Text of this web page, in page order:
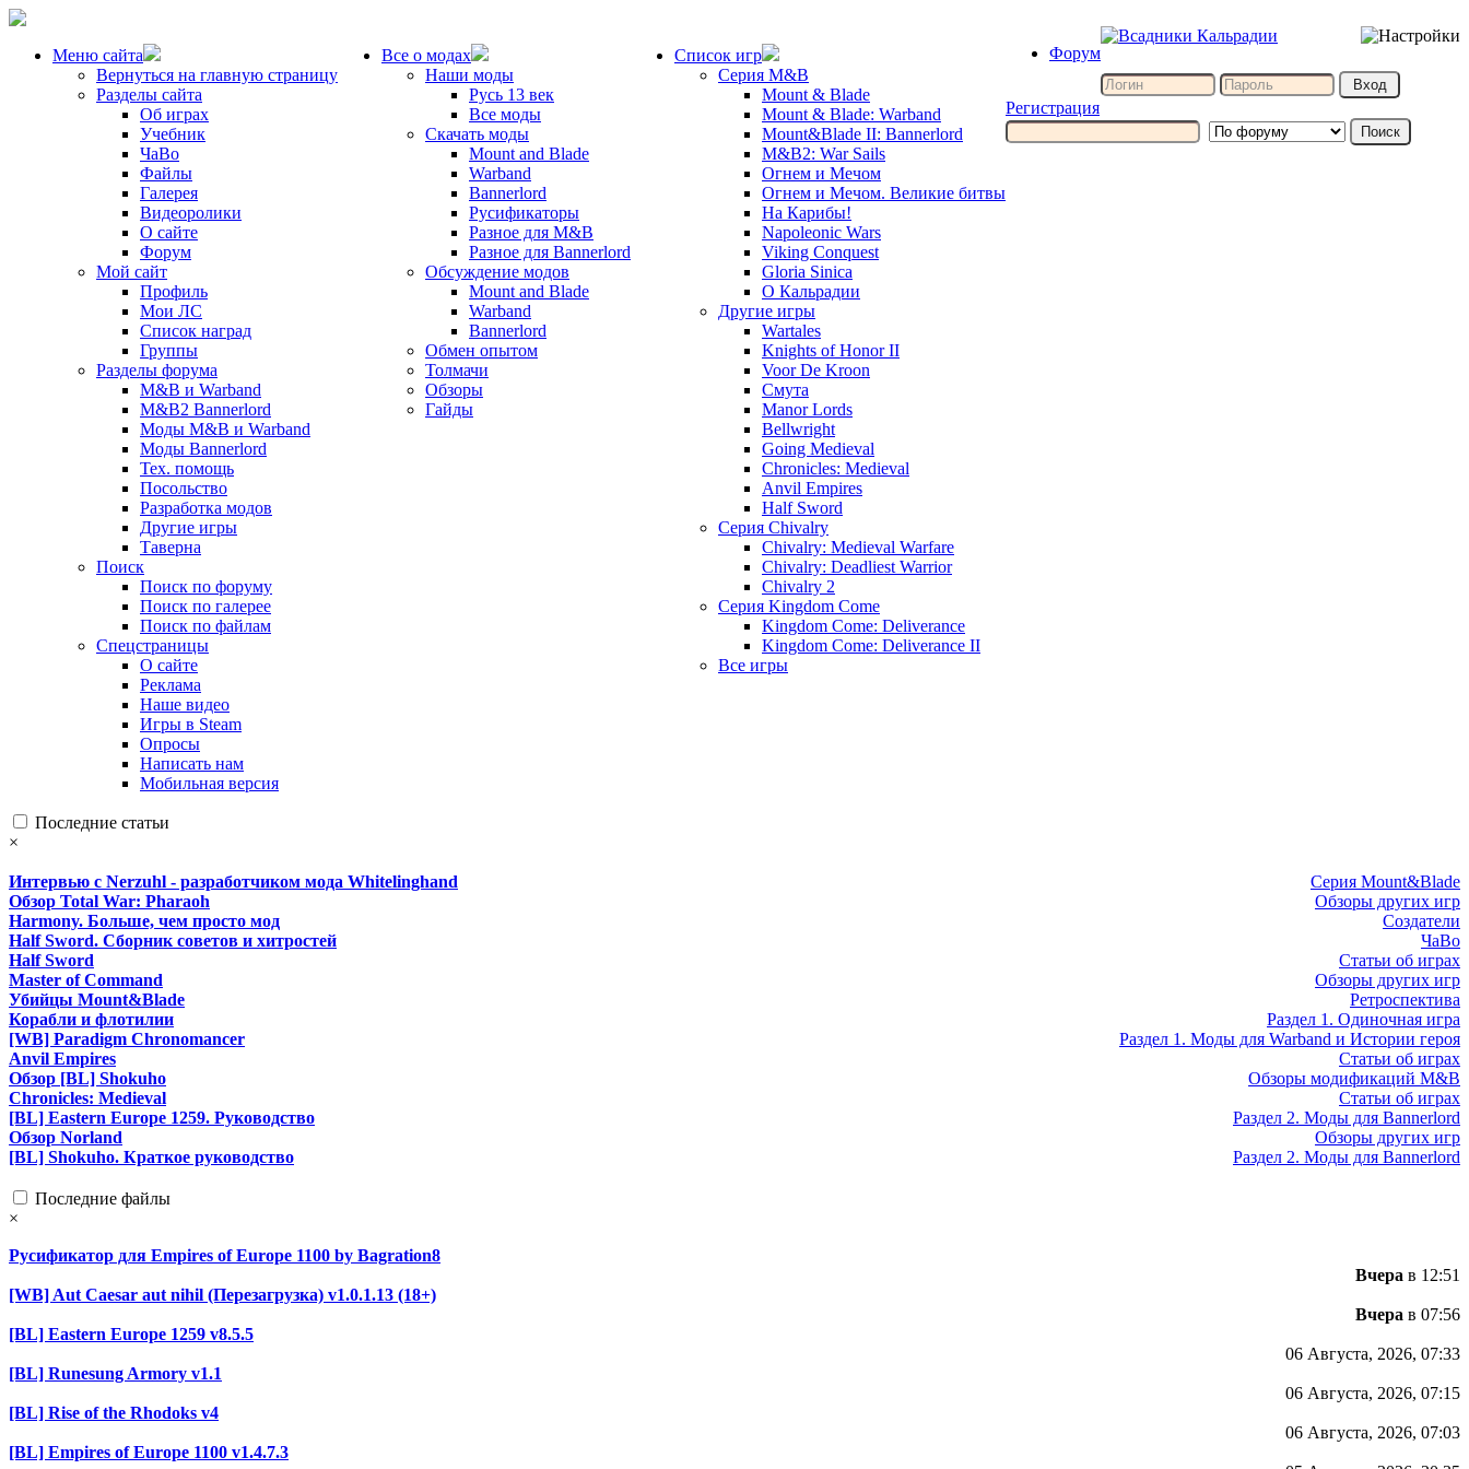
Меню сайта
Вернуться на главную страницу
Разделы сайта
Об играх
Учебник
ЧаВо
Файлы
Галерея
Видеоролики
О сайте
Форум
Мой сайт
Профиль
Мои ЛС
Список наград
Группы
Разделы форума
M&B и Warband
M&B2 Bannerlord
Моды M&B и Warband
Моды Bannerlord
Тех. помощь
Посольство
Разработка модов
Другие игры
Таверна
Поиск
Поиск по форуму
Поиск по галерее
Поиск по файлам
Спецстраницы
О сайте
Реклама
Наше видео
Игры в Steam
Опросы
Написать нам
Мобильная версия
Все о модах
Наши моды
Русь 13 век
Все моды
Скачать моды
Mount and Blade
Warband
Bannerlord
Русификаторы
Разное для M&B
Разное для Bannerlord
Обсуждение модов
Mount and Blade
Warband
Bannerlord
Обмен опытом
Толмачи
Обзоры
Гайды
Список игр
Серия M&B
Mount & Blade
Mount & Blade: Warband
Mount&Blade II: Bannerlord
M&B2: War Sails
Огнем и Мечом
Огнем и Мечом. Великие битвы
На Карибы!
Napoleonic Wars
Viking Conquest
Gloria Sinica
О Кальрадии
Другие игры
Wartales
Knights of Honor II
Voor De Kroon
Смута
Manor Lords
Bellwright
Going Medieval
Chronicles: Medieval
Anvil Empires
Half Sword
Серия Chivalry
Chivalry: Medieval Warfare
Chivalry: Deadliest Warrior
Chivalry 2
Серия Kingdom Come
Kingdom Come: Deliverance
Kingdom Come: Deliverance II
Все игры
Форум
Регистрация
Последние статьи
×
Серия Mount&Blade
Интервью с Nerzuhl - разработчиком мода Whitelinghand
Обзоры других игр
Обзор Total War: Pharaoh
Создатели
Harmony. Больше, чем просто мод
ЧаВо
Half Sword. Сборник советов и хитростей
Статьи об играх
Half Sword
Обзоры других игр
Master of Command
Ретроспектива
Убийцы Mount&Blade
Раздел 1. Одиночная игра
Корабли и флотилии
Раздел 1. Моды для Warband и Истории героя
[WB] Paradigm Chronomancer
Статьи об играх
Anvil Empires
Обзоры модификаций M&B
Обзор [BL] Shokuho
Статьи об играх
Chronicles: Medieval
Раздел 2. Моды для Bannerlord
[BL] Eastern Europe 1259. Руководство
Обзоры других игр
Обзор Norland
Раздел 2. Моды для Bannerlord
[BL] Shokuho. Краткое руководство
Последние файлы
×
Русификатор для Empires of Europe 1100 by Bagration8
Вчера в 12:51
[WB] Aut Caesar aut nihil (Перезагрузка) v1.0.1.13 (18+)
Вчера в 07:56
[BL] Eastern Europe 1259 v8.5.5
06 Августа, 2026, 07:33
[BL] Runesung Armory v1.1
06 Августа, 2026, 07:15
[BL] Rise of the Rhodoks v4
06 Августа, 2026, 07:03
[BL] Empires of Europe 1100 v1.4.7.3